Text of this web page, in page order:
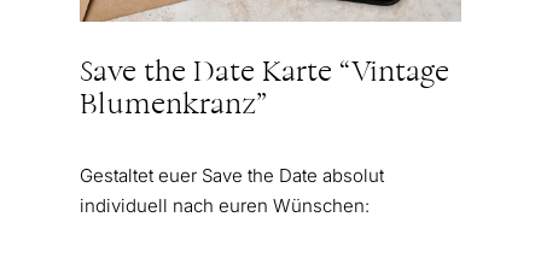
Save the Date Karte “Vintage
Blumenkranz”
Gestaltet euer Save the Date absolut
individuell nach euren Wünschen: